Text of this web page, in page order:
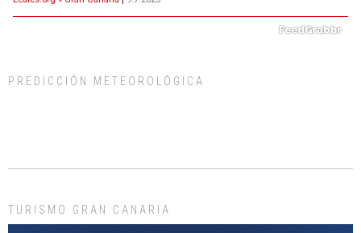
días, ella incluida...
PREDICCIÓN METEOROLÓGICA
TURISMO GRAN CANARIA